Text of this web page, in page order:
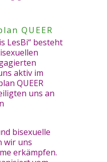
QUEER
LesBi“ besteht
aktiv im
QUEER
uns an
bisexuelle
wir uns
erkämpfen.